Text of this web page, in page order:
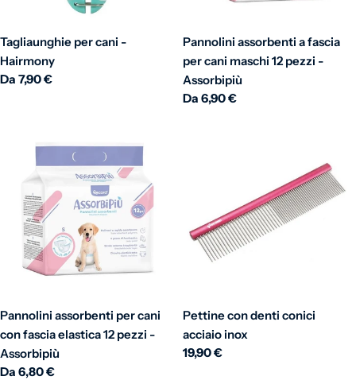
Tagliaunghie per cani -
Hairmony
Prezzo normale
Da 7,90 €
Pannolini assorbenti a fascia
per cani maschi 12 pezzi -
Assorbipiù
Prezzo normale
Da 6,90 €
Pannolini assorbenti per cani
con fascia elastica 12 pezzi -
Assorbipiù
Prezzo normale
Da 6,80 €
Pettine con denti conici
acciaio inox
Prezzo normale
19,90 €